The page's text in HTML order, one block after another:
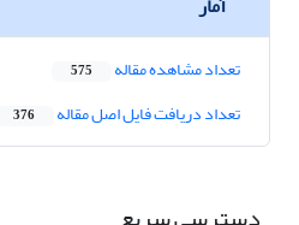
تعداد مشاهده مقاله 575
تعداد دریافت فایل اصل مقاله 376